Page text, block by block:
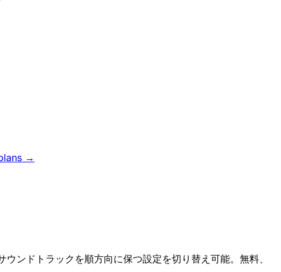
→
ンドトラックを順方向に保つ設定を切り替え可能。無料、